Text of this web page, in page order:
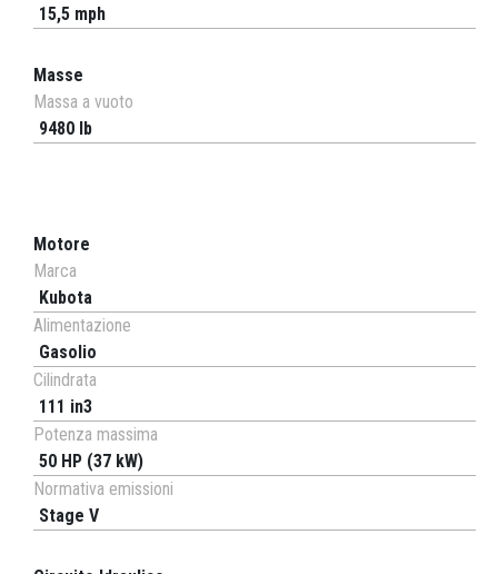
15,5 mph
Masse
Massa a vuoto
9480 lb
Motore
Marca
Kubota
Alimentazione
Gasolio
Cilindrata
111 in3
Potenza massima
50 HP (37 kW)
Normativa emissioni
Stage V